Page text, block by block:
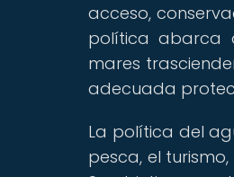
acceso,
política abarca
mares
adecuada
La política del
pesca, el